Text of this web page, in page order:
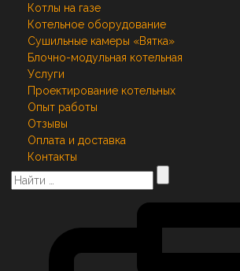
Котлы на газе
Котельное оборудование
Сушильные камеры «Вятка»
Блочно-модульная котельная
Услуги
Проектирование котельных
Опыт работы
Отзывы
Оплата и доставка
Контакты